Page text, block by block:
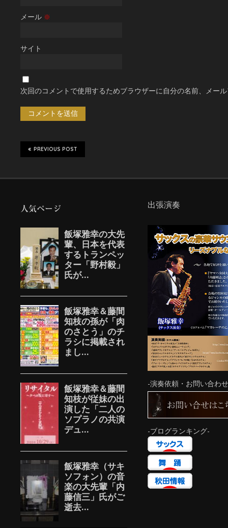
メール ※
サイト
次回のコメントで使用するためブラウザーに自分の名前、メー
PREVIOUS POST
人気ページ 出張演奏
-演奏依頼・お問い合わ
-ブログランキング-